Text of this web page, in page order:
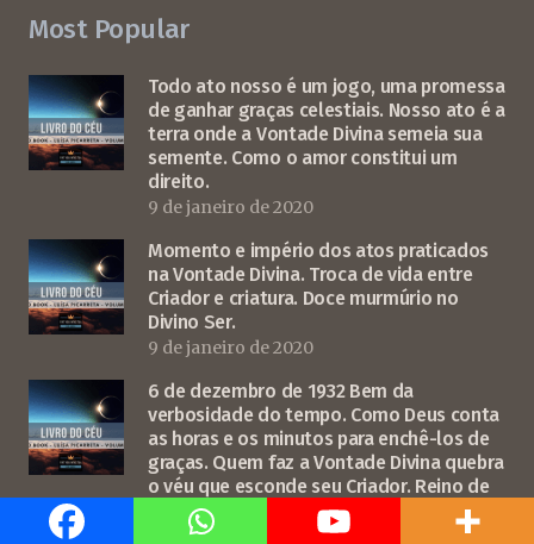
Most Popular
Todo ato nosso é um jogo, uma promessa
de ganhar graças celestiais. Nosso ato é a
terra onde a Vontade Divina semeia sua
semente. Como o amor constitui um
direito.
9 de janeiro de 2020
Momento e império dos atos praticados
na Vontade Divina. Troca de vida entre
Criador e criatura. Doce murmúrio no
Divino Ser.
9 de janeiro de 2020
6 de dezembro de 1932 Bem da
verbosidade do tempo. Como Deus conta
as horas e os minutos para enchê-los de
graças. Quem faz a Vontade Divina quebra
o véu que esconde seu Criador. Reino de
luz que dá a vontade divina.
9 de janeiro de 2020